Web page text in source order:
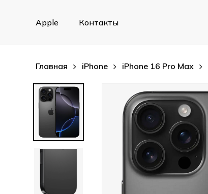
Apple Контакты
Главная iPhone iPhone 16 Pro Max